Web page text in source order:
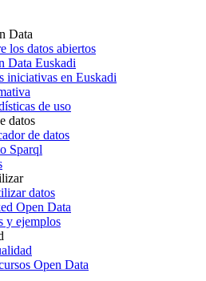
Data
los datos abiertos
Data Euskadi
iniciativas en Euskadi
de uso
datos
de datos
Sparql
datos
Open Data
y ejemplos
Open Data